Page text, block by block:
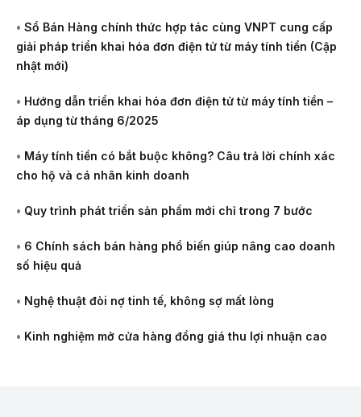
• Sổ Bán Hàng chính thức hợp tác cùng VNPT cung cấp
giải pháp triển khai hóa đơn điện tử từ máy tính tiền (Cập
nhật mới)
• Hướng dẫn triển khai hóa đơn điện tử từ máy tính tiền –
áp dụng từ tháng 6/2025
• Máy tính tiền có bắt buộc không? Câu trả lời chính xác
cho hộ và cá nhân kinh doanh
• Quy trình phát triển sản phẩm mới chỉ trong 7 bước
• 6 Chính sách bán hàng phổ biến giúp nâng cao doanh
số hiệu quả
• Nghệ thuật đòi nợ tinh tế, không sợ mất lòng
• Kinh nghiệm mở cửa hàng đồng giá thu lợi nhuận cao